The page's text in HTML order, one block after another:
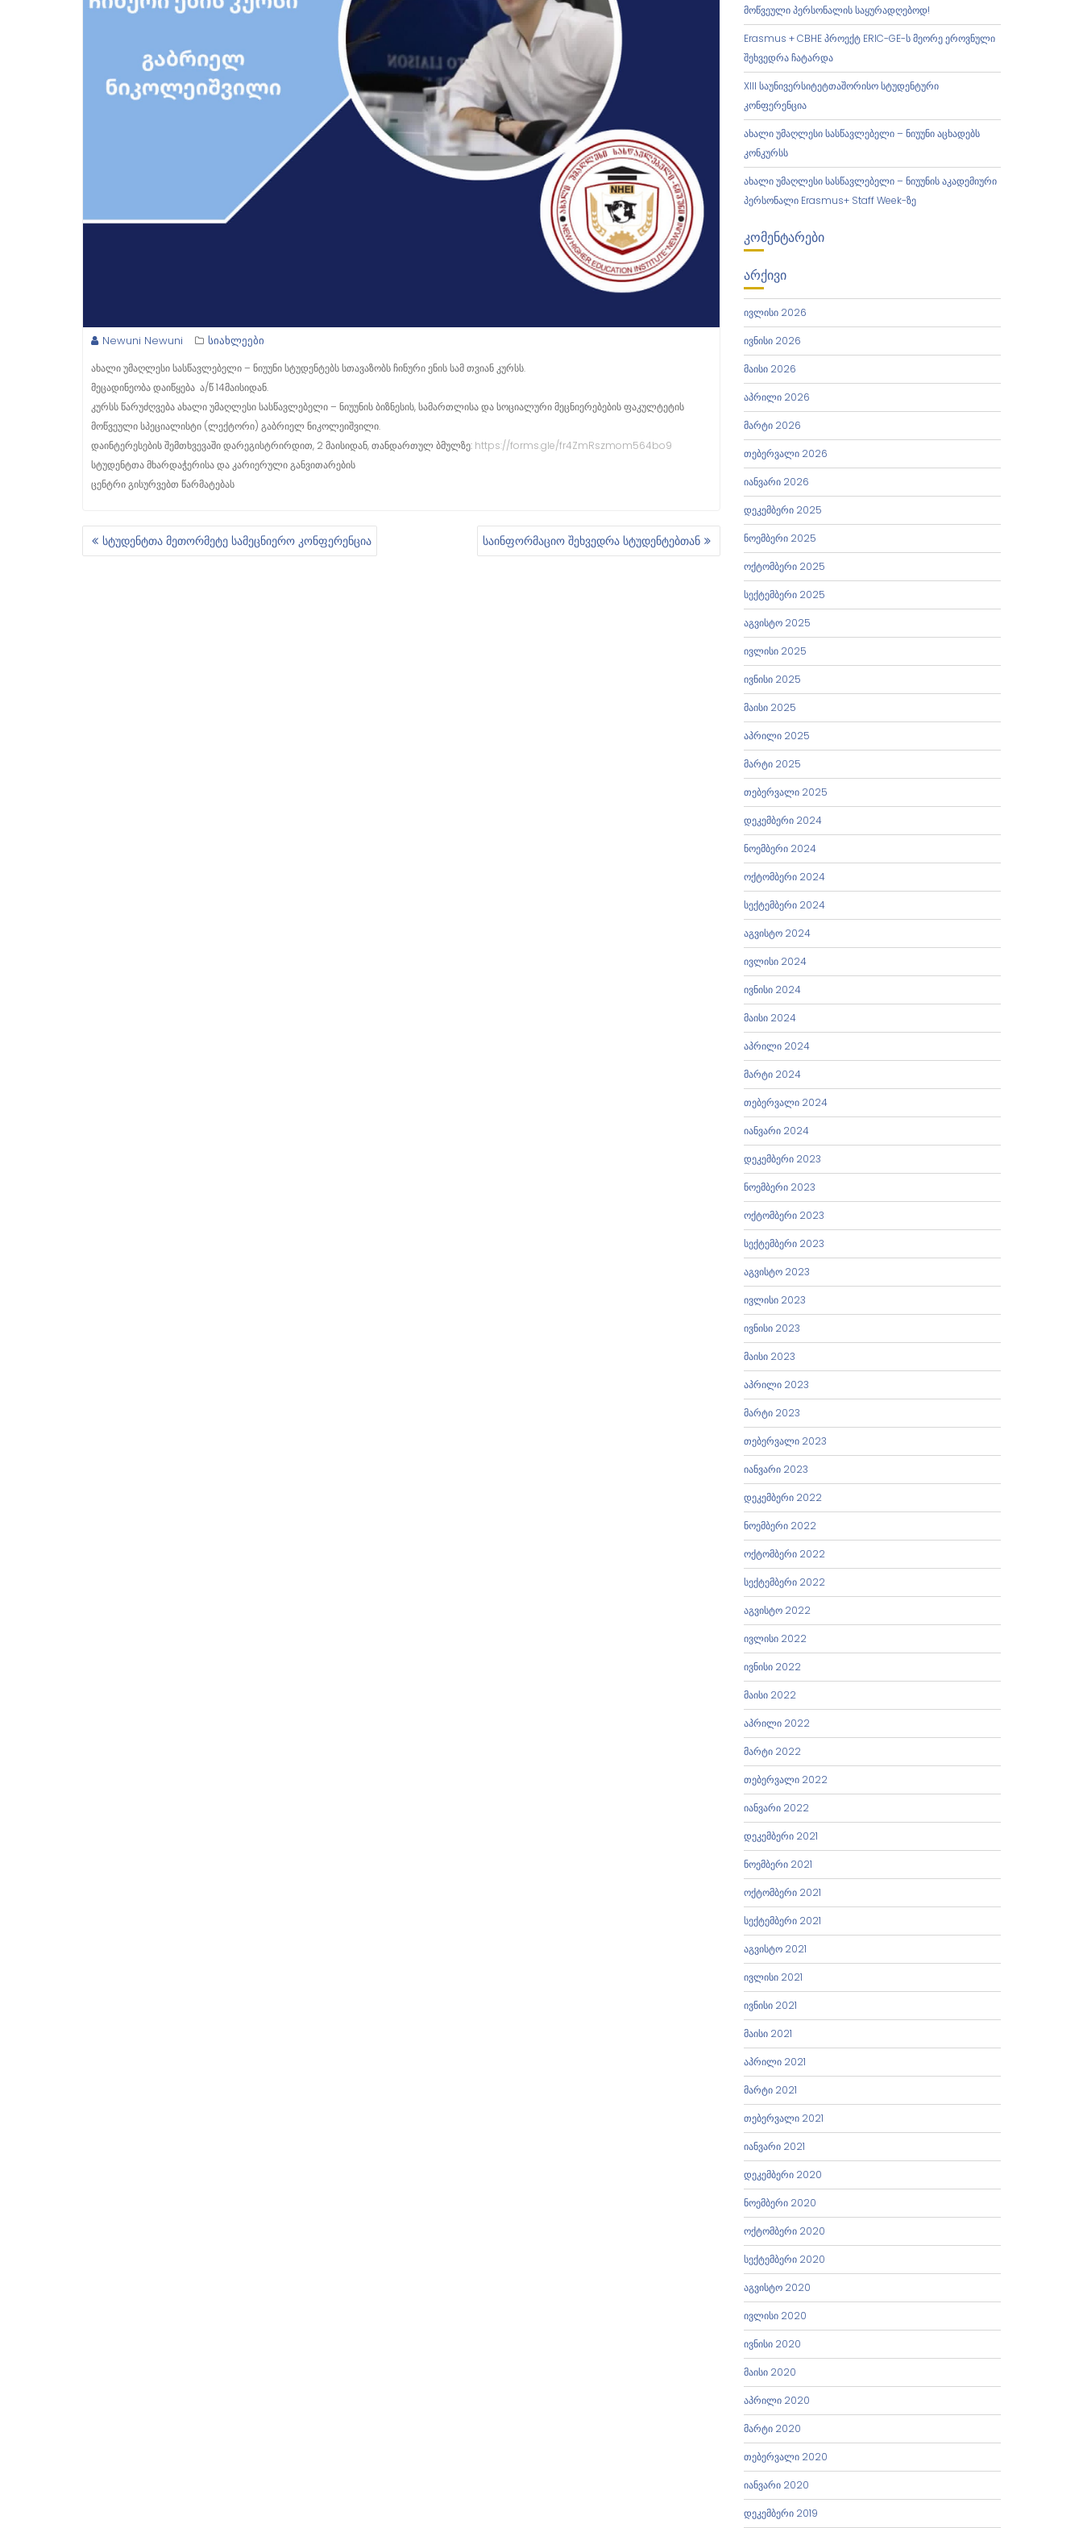
Newuni Newuni სიახლეები
ახალი უმაღლესი სასწავლებელი – ნიუუნი სტუდენტებს სთავაზობს ჩინური ენის სამ თვიან კურსს.
მეცადინეობა დაიწყება ა/წ 14მაისიდან.
კურსს წარუძღვება ახალი უმაღლესი სასწავლებელი – ნიუუნის ბიზნესის, სამართლისა და სოციალური მეცნიერებების ფაკულტეტის
მოწვეული სპეციალისტი (ლექტორი) გაბრიელ ნიკოლეიშვილი.
დაინტერესების შემთხვევაში დარეგისტრირდით, 2 მაისიდან, თანდართულ ბმულზე: https://forms.gle/fr4ZmRszmom564bo9
სტუდენტთა მხარდაჭერისა და კარიერული განვითარების
ცენტრი გისურვებთ წარმატებას
Პ სტუდენტთა მეთორმეტე სამეცნიერო კონფერენცია საინფორმაციო შეხვედრა სტუდენტებთან
მოწვეული პერსონალის საყურადღებოდ!
Erasmus + CBHE პროექტ ERIC-GE-ს მეორე ეროვნული
შეხვედრა ჩატარდა
XIII საუნივერსიტეტთაშორისო სტუდენტური
კონფერენცია
ახალი უმაღლესი სასწავლებელი – ნიუუნი აცხადებს
კონკურსს
ახალი უმაღლესი სასწავლებელი – ნიუუნის აკადემიური
პერსონალი Erasmus+ Staff Week-ზე
ᲙᲝᲛᲔᲜᲢᲐᲠᲔᲑᲘ
ᲐᲠᲥᲘᲕᲘ
ივლისი 2026
ივნისი 2026
მაისი 2026
აპრილი 2026
მარტი 2026
თებერვალი 2026
იანვარი 2026
დეკემბერი 2025
ნოემბერი 2025
ოქტომბერი 2025
სექტემბერი 2025
აგვისტო 2025
ივლისი 2025
ივნისი 2025
მაისი 2025
აპრილი 2025
მარტი 2025
თებერვალი 2025
დეკემბერი 2024
ნოემბერი 2024
ოქტომბერი 2024
სექტემბერი 2024
აგვისტო 2024
ივლისი 2024
ივნისი 2024
მაისი 2024
აპრილი 2024
მარტი 2024
თებერვალი 2024
იანვარი 2024
დეკემბერი 2023
ნოემბერი 2023
ოქტომბერი 2023
სექტემბერი 2023
აგვისტო 2023
ივლისი 2023
ივნისი 2023
მაისი 2023
აპრილი 2023
მარტი 2023
თებერვალი 2023
იანვარი 2023
დეკემბერი 2022
ნოემბერი 2022
ოქტომბერი 2022
სექტემბერი 2022
აგვისტო 2022
ივლისი 2022
ივნისი 2022
მაისი 2022
აპრილი 2022
მარტი 2022
თებერვალი 2022
იანვარი 2022
დეკემბერი 2021
ნოემბერი 2021
ოქტომბერი 2021
სექტემბერი 2021
აგვისტო 2021
ივლისი 2021
ივნისი 2021
მაისი 2021
აპრილი 2021
მარტი 2021
თებერვალი 2021
იანვარი 2021
დეკემბერი 2020
ნოემბერი 2020
ოქტომბერი 2020
სექტემბერი 2020
აგვისტო 2020
ივლისი 2020
ივნისი 2020
მაისი 2020
აპრილი 2020
მარტი 2020
თებერვალი 2020
იანვარი 2020
დეკემბერი 2019